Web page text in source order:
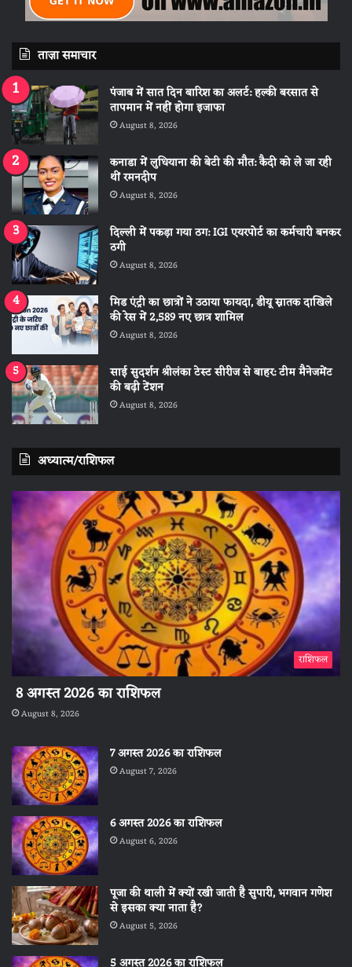
ताज़ा समाचार
पंजाब में सात दिन बारिश का अलर्ट: हल्की बरसात से
तापमान में नहीं होगा इजाफा
August 8, 2026
कनाडा में लुधियाना की बेटी की माैत: कैदी को ले जा रही
थीं रमनदीप
August 8, 2026
दिल्ली में पकड़ा गया ठग: IGI एयरपोर्ट का कर्मचारी बनकर
ठगी
August 8, 2026
मिड एंट्री का छात्रों ने उठाया फायदा, डीयू स्नातक दाखिले
की रेस में 2,589 नए छात्र शामिल
August 8, 2026
साई सुदर्शन श्रीलंका टेस्ट सीरीज से बाहर: टीम मैनेजमेंट
की बढ़ी टेंशन
August 8, 2026
अध्यात्म/राशिफल
राशिफल
8 अगस्त 2026 का राशिफल
August 8, 2026
7 अगस्त 2026 का राशिफल
August 7, 2026
6 अगस्त 2026 का राशिफल
August 6, 2026
पूजा की थाली में क्यों रखी जाती है सुपारी, भगवान गणेश
से इसका क्या नाता है?
August 5, 2026